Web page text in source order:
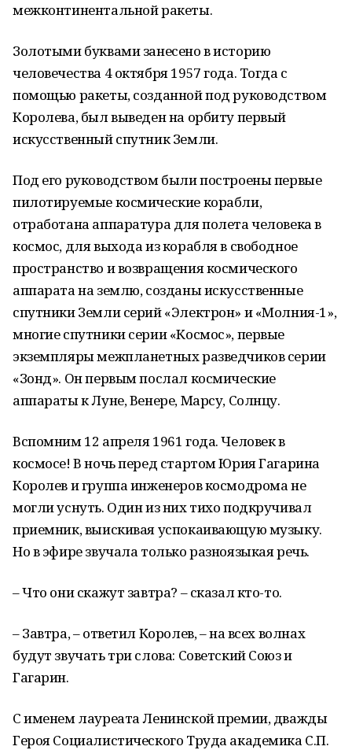
межконтинентальной ракеты.
Золотыми буквами занесено в историю
человечества 4 октября 1957 года. Тогда с
помощью ракеты, созданной под руководством
Королева, был выведен на орбиту первый
искусственный спутник Земли.
Под его руководством были построены первые
пилотируемые космические корабли,
отработана аппаратура для полета человека в
космос, для выхода из корабля в свободное
пространство и возвращения космического
аппарата на землю, созданы искусственные
спутники Земли серий «Электрон» и «Молния-1»,
многие спутники серии «Космос», первые
экземпляры межпланетных разведчиков серии
«Зонд». Он первым послал космические
аппараты к Луне, Венере, Марсу, Солнцу.
Вспомним 12 апреля 1961 года. Человек в
космосе! В ночь перед стартом Юрия Гагарина
Королев и группа инженеров космодрома не
могли уснуть. Один из них тихо подкручивал
приемник, выискивая успокаивающую музыку.
Но в эфире звучала только разноязыкая речь.
– Что они скажут завтра? – сказал кто-то.
– Завтра, – ответил Королев, – на всех волнах
будут звучать три слова: Советский Союз и
Гагарин.
С именем лауреата Ленинской премии, дважды
Героя Социалистического Труда академика С.П.